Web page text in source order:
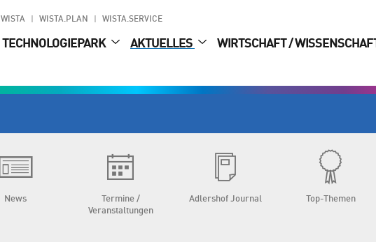
WISTA WISTA.PLAN WISTA.SERVICE
TECHNOLOGIEPARK AKTUELLES WIRTSCHAFT / WISSENSCHAFT
News
Termine /
Veranstaltungen
Adlershof Journal Top-Themen